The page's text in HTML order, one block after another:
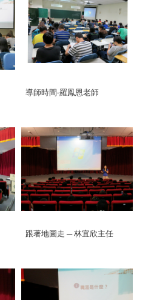
導師時間-羅鳯恩老師
跟著地圖走 ─ 林宜欣主任